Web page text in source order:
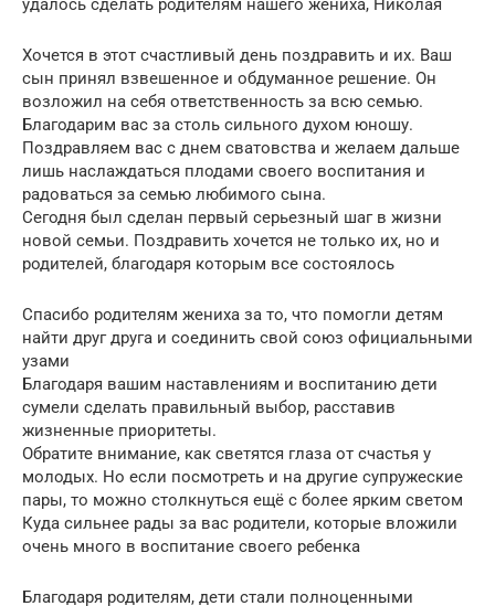
удалось сделать родителям нашего жениха, Николая
Хочется в этот счастливый день поздравить и их. Ваш
сын принял взвешенное и обдуманное решение. Он
возложил на себя ответственность за всю семью.
Благодарим вас за столь сильного духом юношу.
Поздравляем вас с днем сватовства и желаем дальше
лишь наслаждаться плодами своего воспитания и
радоваться за семью любимого сына.
Сегодня был сделан первый серьезный шаг в жизни
новой семьи. Поздравить хочется не только их, но и
родителей, благодаря которым все состоялось
Спасибо родителям жениха за то, что помогли детям
найти друг друга и соединить свой союз официальными
узами
Благодаря вашим наставлениям и воспитанию дети
сумели сделать правильный выбор, расставив
жизненные приоритеты.
Обратите внимание, как светятся глаза от счастья у
молодых. Но если посмотреть и на другие супружеские
пары, то можно столкнуться ещё с более ярким светом
Куда сильнее рады за вас родители, которые вложили
очень много в воспитание своего ребенка
Благодаря родителям, дети стали полноценными